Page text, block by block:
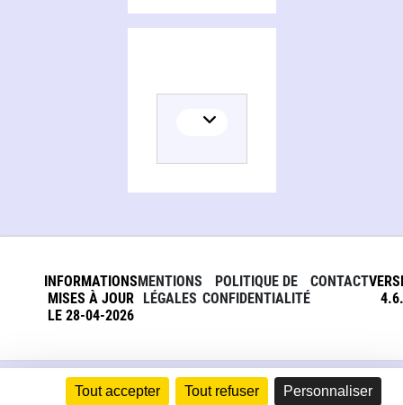
Tout accepter Tout refuser Personnaliser
INFORMATIONS
MISES À JOUR
LE 28-04-2026
MENTIONS
LÉGALES
POLITIQUE DE
CONFIDENTIALITÉ
CONTACT